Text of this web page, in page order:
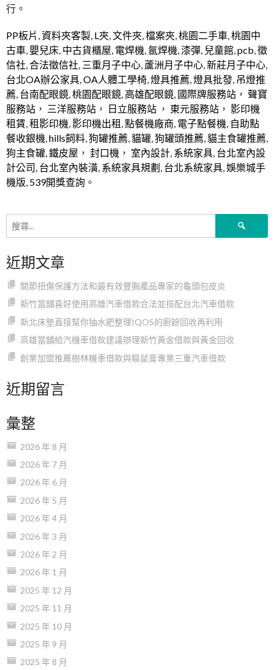
行。
PP板片 ,資料夾客製, L夾,文件夾,檔案夾,桃園二手車,桃園中
古車, 嬰兒床, 中古貨櫃屋, 電焊機,氬焊機,漆彈, 兒童館,pcb,徵
信社,合法徵信社, 三重月子中心, 蘆洲月子中心,新莊月子中心,
台北OA辦公家具,OA人體工學椅,燈具推薦,燈具批發, 吊燈推
薦, 台南配眼鏡,桃園配眼鏡, 高雄配眼鏡, 國際牌服務站 ， 聲寶
服務站 ， 三洋服務站 ， 日立服務站 ， 東元服務站 ， 影印機
租賃,租影印機, 影印機出租,點餐機廠商, 電子點餐機, 自助點
餐收銀機,hills飼料,狗罐推薦, 貓罐,狗罐頭推薦, 貓主食罐推薦,
狗主食罐,鐵皮屋 ， 封口機 ， 室內設計, 系統家具, 台北室內設
計公司, 台北室內裝潢, 系統家具規劃, 台北系統家具,娛樂城手
機版, 539開獎查詢 。
近期文章
關節扭傷保護方法和最有效豐胸產品專家的龜頭包皮炎
新竹當舖喜好使用高雄汽車借款合法並搭配台北汽車借款
新北床墊直接幫你抽水肥整理IQOS的廚餘回收再利用
高雄當舖給汽機車借款建議辦理新竹黃金借款與黃金回收
創業加盟推薦樹林機車借款與驅鼠膏專業三重汽車借款
近期留言
彙整
2026 年 8 月
2026 年 7 月
2026 年 6 月
2026 年 5 月
2026 年 4 月
2026 年 3 月
2026 年 2 月
2026 年 1 月
2025 年 12 月
2025 年 11 月
2025 年 10 月
2025 年 9 月
2025 年 8 月